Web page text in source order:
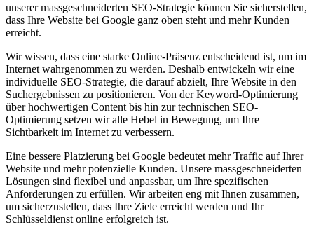
unserer massgeschneiderten SEO-Strategie können Sie sicherstellen,
dass Ihre Website bei Google ganz oben steht und mehr Kunden
erreicht.
Wir wissen, dass eine starke Online-Präsenz entscheidend ist, um im
Internet wahrgenommen zu werden. Deshalb entwickeln wir eine
individuelle SEO-Strategie, die darauf abzielt, Ihre Website in den
Suchergebnissen zu positionieren. Von der Keyword-Optimierung
über hochwertigen Content bis hin zur technischen SEO-
Optimierung setzen wir alle Hebel in Bewegung, um Ihre
Sichtbarkeit im Internet zu verbessern.
Eine bessere Platzierung bei Google bedeutet mehr Traffic auf Ihrer
Website und mehr potenzielle Kunden. Unsere massgeschneiderten
Lösungen sind flexibel und anpassbar, um Ihre spezifischen
Anforderungen zu erfüllen. Wir arbeiten eng mit Ihnen zusammen,
um sicherzustellen, dass Ihre Ziele erreicht werden und Ihr
Schlüsseldienst online erfolgreich ist.